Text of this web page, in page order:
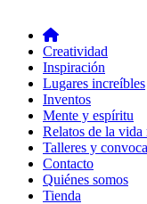
Creatividad
Inspiración
Lugares increíbles
Inventos
Mente y espíritu
Relatos de la vida
Talleres y
Contacto
Quiénes somos
Tienda